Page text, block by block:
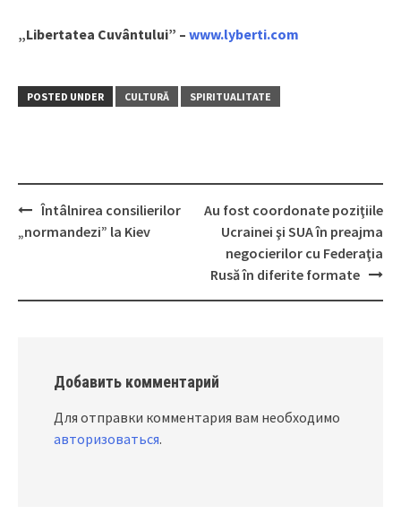
„Libertatea Cuvântului” – www.lyberti.com
POSTED UNDER CULTURĂ SPIRITUALITATE
Post
Întâlnirea consilierilor
„normandezi” la Kiev
Au fost coordonate poziţiile
Ucrainei şi SUA în preajma
negocierilor cu Federaţia
Rusă în diferite formate
Добавить комментарий
Для отправки комментария вам необходимо
авторизоваться.